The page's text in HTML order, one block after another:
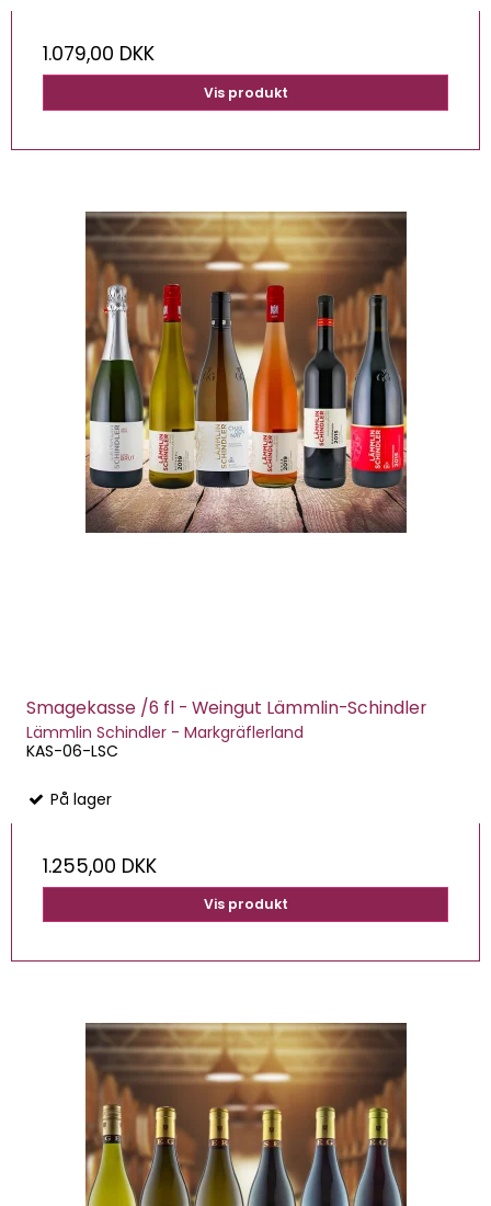
1.079,00 DKK
Vis produkt
Smagekasse /6 fl - Weingut Lämmlin-Schindler
Lämmlin Schindler - Markgräflerland
KAS-06-LSC
På lager
1.255,00 DKK
Vis produkt